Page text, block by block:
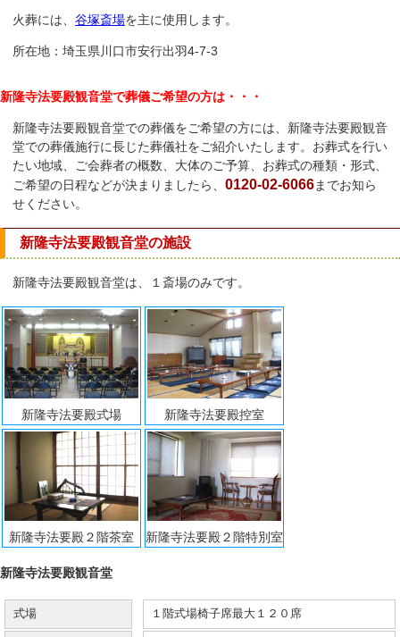
火葬には、 谷塚斎場を主に使用します。
所在地：埼玉県川口市安行出羽4-7-3
新隆寺法要殿観音堂で葬儀ご希望の方は・・・
新隆寺法要殿観音堂での葬儀をご希望の方には、新隆寺法要殿観音
堂での葬儀施行に長じた葬儀社をご紹介いたします。お葬式を行い
たい地域、ご会葬者の概数、大体のご予算、お葬式の種類・形式、
ご希望の日程などが決まりましたら、 0120-02-6066までお知ら
せください。
新隆寺法要殿観音堂の施設
新隆寺法要殿観音堂は、１斎場のみです。
新隆寺法要殿式場 新隆寺法要殿控室
新隆寺法要殿２階茶室 新隆寺法要殿２階特別室
新隆寺法要殿観音堂
式場 １階式場椅子席最大１２０席